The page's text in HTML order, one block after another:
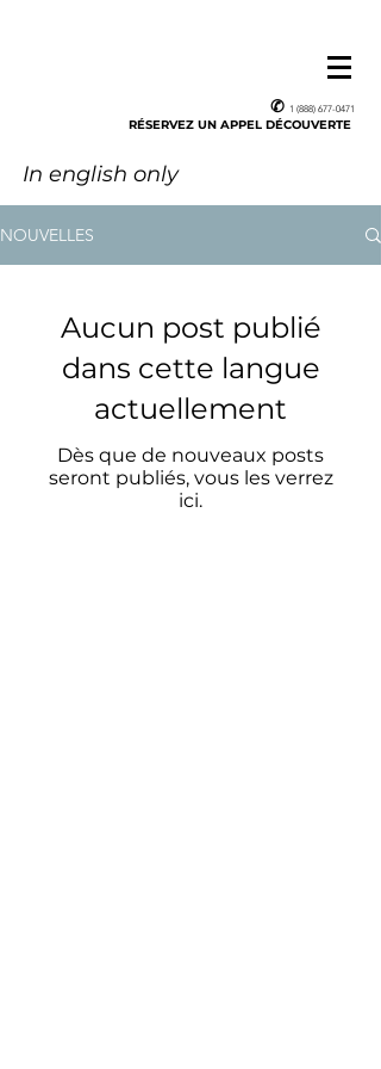
✆ 1 (888) 677-0471
RÉSERVEZ UN APPEL DÉCOUVERTE
In english only
NOUVELLES
Aucun post publié
dans cette langue
actuellement
Dès que de nouveaux posts
seront publiés, vous les verrez
ici.